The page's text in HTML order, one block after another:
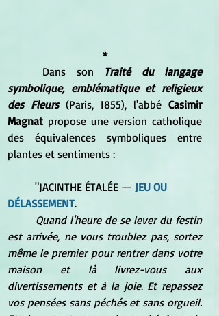
*
	Dans son
Traité du langage
symbolique, emblématique et religieux
des Fleurs (Paris, 1855), l'abbé Casimir
Magnat propose une version catholique
des équivalences symboliques entre
plantes et sentiments :
	"JACINTHE ÉTALÉE —
JEU OU
DÉLASSEMENT.
Quand l'heure de se lever du festin
est arrivée, ne vous troublez pas, sortez
même le premier pour rentrer dans votre
maison et là livrez-vous aux
divertissements et à la joie. Et repassez
vos pensées sans péchés et sans orgueil.